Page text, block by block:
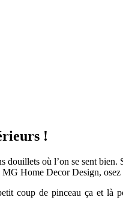
!
où l’on se sent
Home Decor Design,
coup de pinceau ça et là